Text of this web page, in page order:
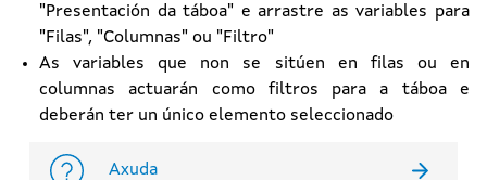
"Presentación da táboa" e arrastre as variables para
"Filas", "Columnas" ou "Filtro"
As variables que non se sitúen en filas ou en
columnas actuarán como filtros para a táboa e
deberán ter un único elemento seleccionado
Axuda